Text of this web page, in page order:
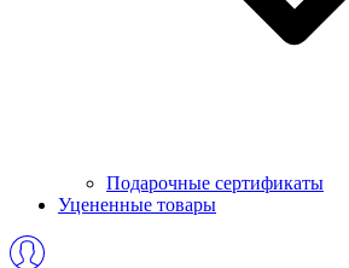
Подарочные сертификаты
Уцененные товары